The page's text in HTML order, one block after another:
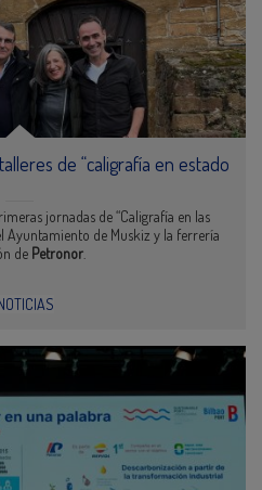
de “caligrafía en estado
jornadas de “Caligrafía en las
Ayuntamiento de Muskiz y la ferrería
de Petronor